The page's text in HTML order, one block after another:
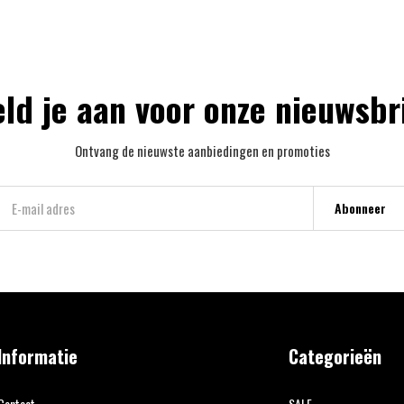
je aan voor onze
Ontvang de nieuwste aanbiedingen en promoties
Abonneer
Categorieën